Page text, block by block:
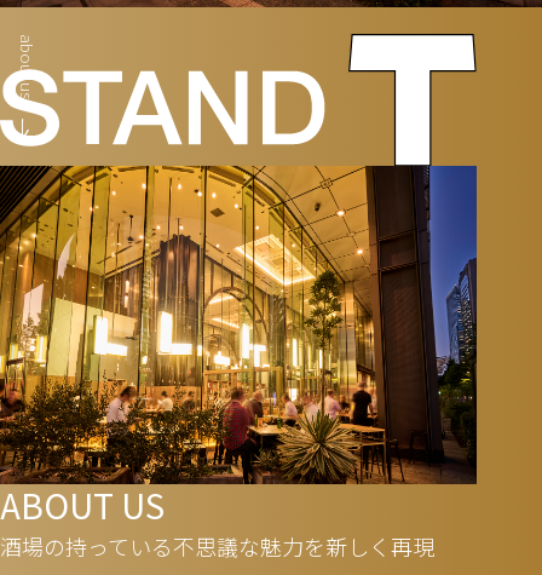
ABOUT US
酒場の持っている不思議な魅力を新しく再現
about us